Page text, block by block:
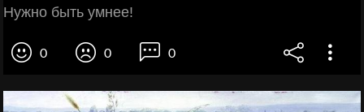
Нужно быть умнее!
0 0 0